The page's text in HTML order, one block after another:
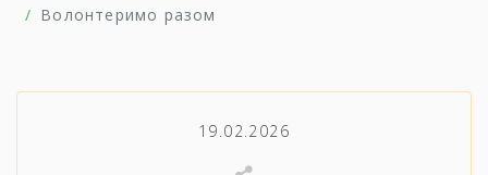
Волонтеримо разом
19.02.2026